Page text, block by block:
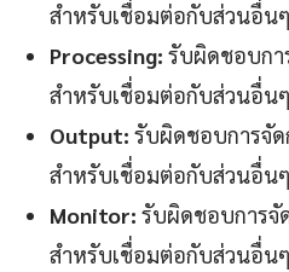
สำหรับเชื่อมต่อกับส่วนอื่น
Processing: รับผิดชอบกา
สำหรับเชื่อมต่อกับส่วนอื่น
Output: รับผิดชอบการจัด
สำหรับเชื่อมต่อกับส่วนอื่น
Monitor: รับผิดชอบการจั
สำหรับเชื่อมต่อกับส่วนอื่น